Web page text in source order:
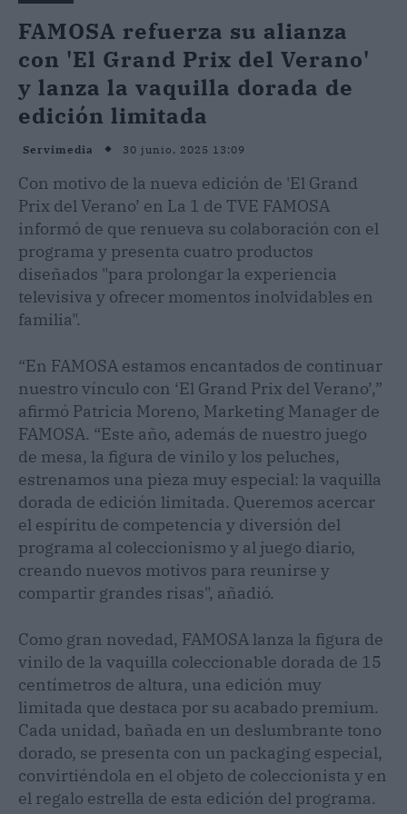
FAMOSA refuerza su alianza
con 'El Grand Prix del Verano'
y lanza la vaquilla dorada de
edición limitada
Servimedia 30 junio, 2025 13:09
Con motivo de la nueva edición de 'El Grand
Prix del Verano’ en La 1 de TVE FAMOSA
informó de que renueva su colaboración con el
programa y presenta cuatro productos
diseñados "para prolongar la experiencia
televisiva y ofrecer momentos inolvidables en
familia".
“En FAMOSA estamos encantados de continuar
nuestro vínculo con ‘El Grand Prix del Verano’,”
afirmó Patricia Moreno, Marketing Manager de
FAMOSA. “Este año, además de nuestro juego
de mesa, la figura de vinilo y los peluches,
estrenamos una pieza muy especial: la vaquilla
dorada de edición limitada. Queremos acercar
el espíritu de competencia y diversión del
programa al coleccionismo y al juego diario,
creando nuevos motivos para reunirse y
compartir grandes risas", añadió.
Como gran novedad, FAMOSA lanza la figura de
vinilo de la vaquilla coleccionable dorada de 15
centímetros de altura, una edición muy
limitada que destaca por su acabado premium.
Cada unidad, bañada en un deslumbrante tono
dorado, se presenta con un packaging especial,
convirtiéndola en el objeto de coleccionista y en
el regalo estrella de esta edición del programa.